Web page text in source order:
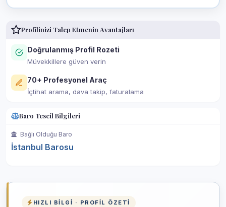
Profilinizi Talep Etmenin Avantajları
Doğrulanmış Profil Rozeti
Müvekkillere güven verin
70+ Profesyonel Araç
İçtihat arama, dava takip, faturalama
Baro Tescil Bilgileri
Bağlı Olduğu Baro
İstanbul Barosu
HIZLI BILGI · PROFIL ÖZETI